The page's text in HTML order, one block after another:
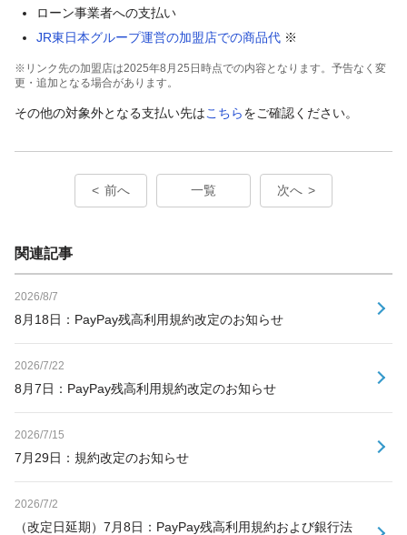
ローン事業者への支払い
JR東日本グループ運営の加盟店での商品代 ※
※リンク先の加盟店は2025年8月25日時点での内容となります。予告なく変
更・追加となる場合があります。
その他の対象外となる支払い先はこちらをご確認ください。
前へ 一覧 次へ
関連記事
2026/8/7
8月18日：PayPay残高利用規約改定のお知らせ
2026/7/22
8月7日：PayPay残高利用規約改定のお知らせ
2026/7/15
7月29日：規約改定のお知らせ
2026/7/2
（改定日延期）7月8日：PayPay残高利用規約および銀行法